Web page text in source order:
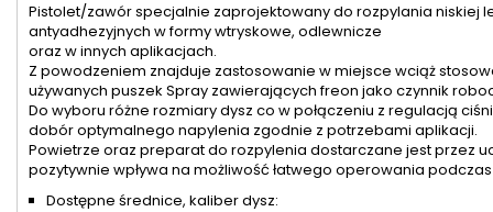
Pistolet/zawór specjalnie zaprojektowany do rozpylania niskiej
antyadhezyjnych w formy wtryskowe, odlewnicze
oraz w innych aplikacjach.
Z powodzeniem znajduje zastosowanie w miejsce wciąż
używanych puszek Spray zawierających freon jako czynnik
Do wyboru różne rozmiary dysz co w połączeniu z regulacją
dobór optymalnego napylenia zgodnie z potrzebami aplikacji.
Powietrze oraz preparat do rozpylenia dostarczane jest przez
pozytywnie wpływa na możliwość łatwego operowania
Dostępne średnice, kaliber dysz: